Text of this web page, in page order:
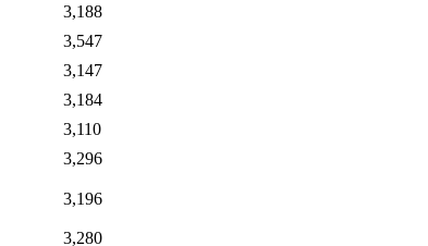
3,188
3,547
3,147
3,184
3,110
3,296
3,196
3,280